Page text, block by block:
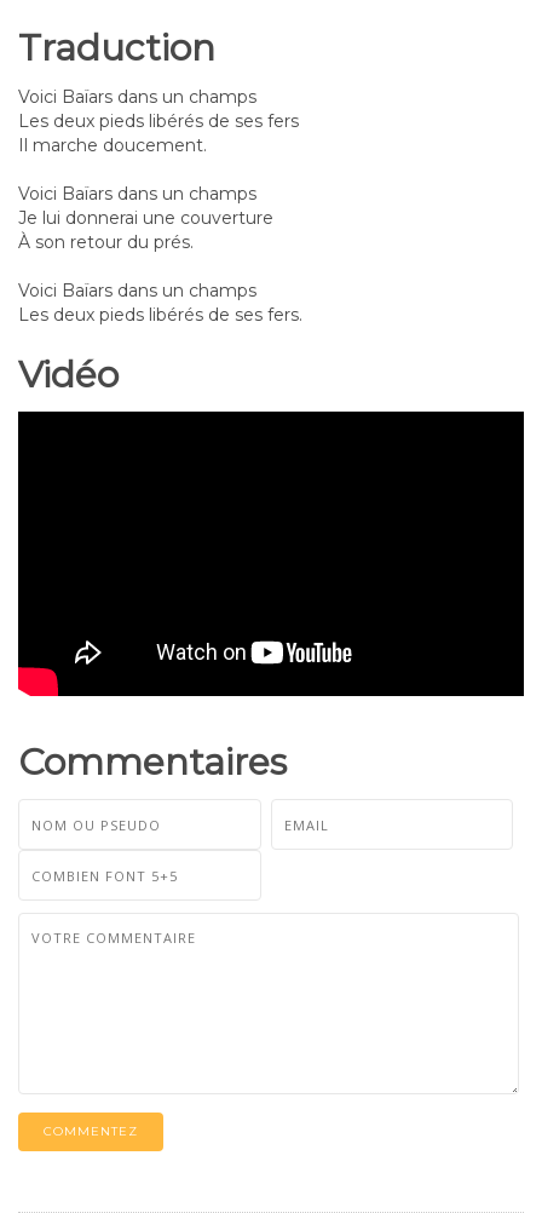
Traduction
Voici Baïars dans un champs
Les deux pieds libérés de ses fers
Il marche doucement.
Voici Baïars dans un champs
Je lui donnerai une couverture
À son retour du prés.
Voici Baïars dans un champs
Les deux pieds libérés de ses fers.
Vidéo
Commentaires
COMMENTEZ